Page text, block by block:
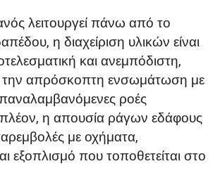
λειτουργεί πάνω από το
η διαχείριση υλικών είναι
και ανεμπόδιστη,
την απρόσκοπτη ενσωμάτωση με
ροές
η απουσία ράγων εδάφους
με οχήματα,
εξοπλισμό που τοποθετείται στο